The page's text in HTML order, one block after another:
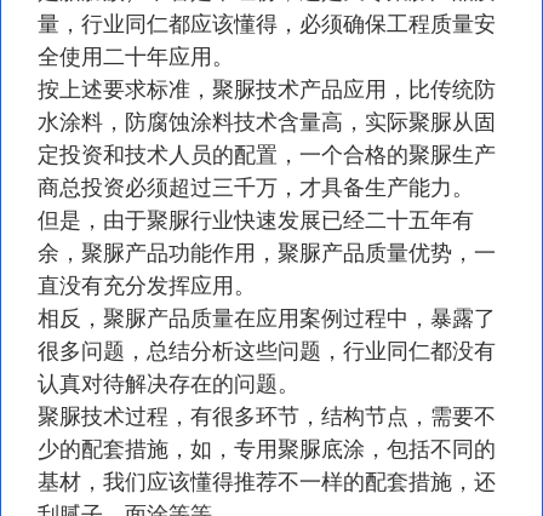
量，行业同仁都应该懂得，必须确保工程质量安
全使用二十年应用。
按上述要求标准，聚脲技术产品应用，比传统防
水涂料，防腐蚀涂料技术含量高，实际聚脲从固
定投资和技术人员的配置，一个合格的聚脲生产
商总投资必须超过三千万，才具备生产能力。
但是，由于聚脲行业快速发展已经二十五年有
余，聚脲产品功能作用，聚脲产品质量优势，一
直没有充分发挥应用。
相反，聚脲产品质量在应用案例过程中，暴露了
很多问题，总结分析这些问题，行业同仁都没有
认真对待解决存在的问题。
聚脲技术过程，有很多环节，结构节点，需要不
少的配套措施，如，专用聚脲底涂，包括不同的
基材，我们应该懂得推荐不一样的配套措施，还